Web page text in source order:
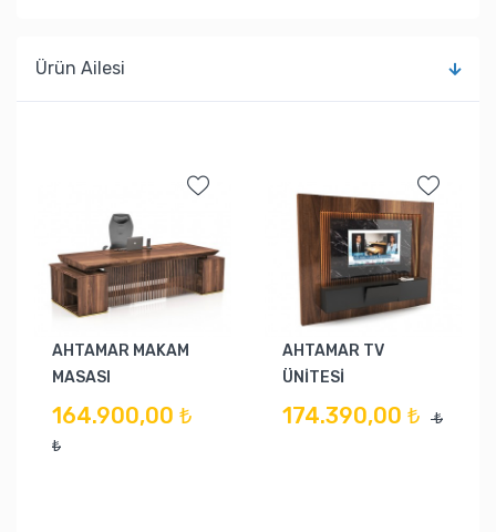
Ürün Ailesi
AHTAMAR MAKAM
MASASI
164.900,00 ₺
₺
AHTAMAR TV
ÜNİTESİ
174.390,00 ₺ ₺